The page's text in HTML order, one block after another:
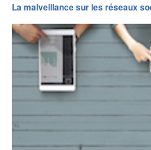
La malveillance sur les réseaux